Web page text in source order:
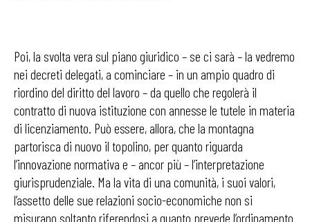
Poi, la svolta vera sul piano giuridico – se ci sarà – la vedremo
nei decreti delegati, a cominciare – in un ampio quadro di
riordino del diritto del lavoro – da quello che regolerà il
contratto di nuova istituzione con annesse le tutele in materia
di licenziamento. Può essere, allora, che la montagna
partorisca di nuovo il topolino, per quanto riguarda
l’innovazione normativa e – ancor più – l’interpretazione
giurisprudenziale. Ma la vita di una comunità, i suoi valori,
l’assetto delle sue relazioni socio-economiche non si
misurano soltanto riferendosi a quanto prevede l’ordinamento